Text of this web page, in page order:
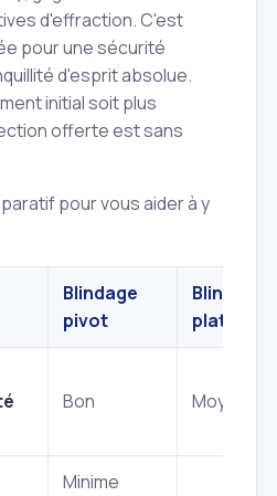
d'effraction. C'est
pour une sécurité
d'esprit absolue.
initial soit plus
offerte est sans
pour vous aider à y
Blindage
pivot
Blindage
plat
Bon Moyen à
Minime